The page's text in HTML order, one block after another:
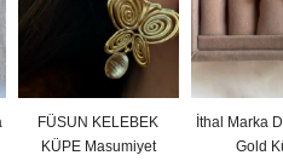
KELEBEK
Masumiyet
İthal Marka Dikdörtgen
Gold Küpe